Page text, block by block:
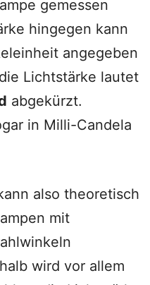
gemessen
hingegen kann
angegeben
Lichtstärke lautet
abgekürzt.
in Milli-Candela
also theoretisch
mit
wird vor allem